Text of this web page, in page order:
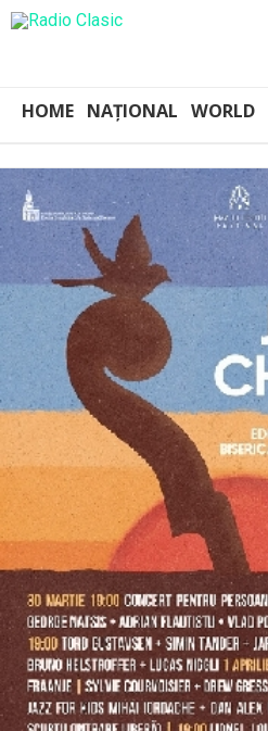
HOME NAȚIONAL WORLD